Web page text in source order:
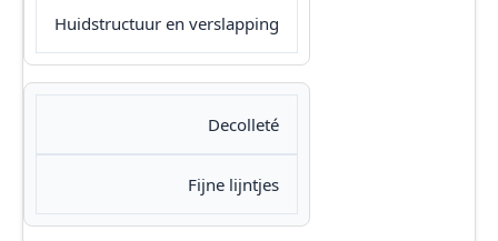
Huidstructuur en verslapping
Decolleté
Fijne lijntjes